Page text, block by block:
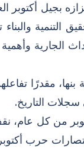
بجيل أكتوبر
التنمية
الجارية
مقدرًا تفاعلهم
التاريخ.
من كل عام،